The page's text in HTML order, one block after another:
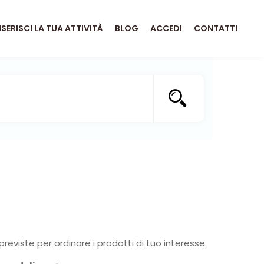
LA TUA ATTIVITÀ BLOG ACCEDI CONTATTI
per ordinare i prodotti di tuo interesse.